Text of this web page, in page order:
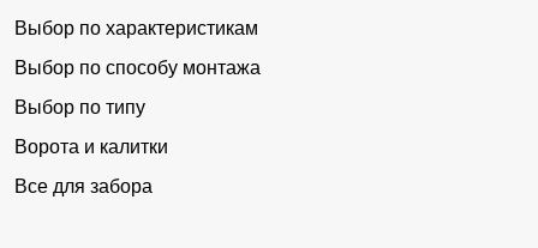
Выбор по характеристикам
Выбор по способу монтажа
Выбор по типу
Ворота и калитки
Все для забора